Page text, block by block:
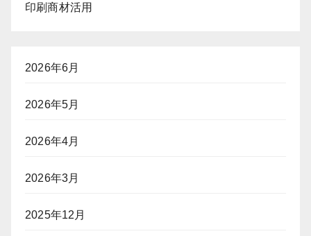
印刷商材活用
2026年6月
2026年5月
2026年4月
2026年3月
2025年12月